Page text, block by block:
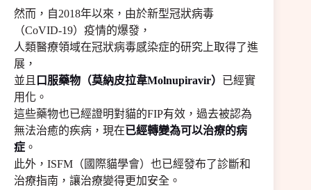
然而，自2018年以來，由於新型冠狀病毒
（CoVID-19）疫情的爆發，
人類醫療領域在冠狀病毒感染症的研究上取得了進
展，
並且 口服藥物（莫納皮拉韋Molnupiravir）
已經實
用化。
這些藥物也已經證明對貓的FIP有效，過去被認為
無法治癒的疾病，現在已經轉變為可以治療的病
症 。
此外，ISFM（國際貓學會）也已經發布了診斷和
治療指南，讓治療變得更加安全。